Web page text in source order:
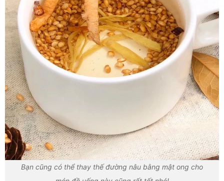
Bạn cũng có thể thay thế đường nâu bằng mật ong cho